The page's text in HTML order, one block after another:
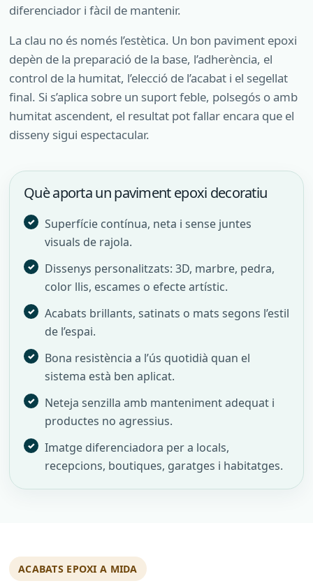
diferenciador i fàcil de mantenir.
La clau no és només l’estètica. Un bon paviment epoxi
depèn de la preparació de la base, l’adherència, el
control de la humitat, l’elecció de l’acabat i el segellat
final. Si s’aplica sobre un suport feble, polsegós o amb
humitat ascendent, el resultat pot fallar encara que el
disseny sigui espectacular.
Què aporta un paviment epoxi decoratiu
Superfície contínua, neta i sense juntes
visuals de rajola.
Dissenys personalitzats: 3D, marbre, pedra,
color llis, escames o efecte artístic.
Acabats brillants, satinats o mats segons l’estil
de l’espai.
Bona resistència a l’ús quotidià quan el
sistema està ben aplicat.
Neteja senzilla amb manteniment adequat i
productes no agressius.
Imatge diferenciadora per a locals,
recepcions, boutiques, garatges i habitatges.
ACABATS EPOXI A MIDA